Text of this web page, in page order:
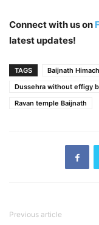
Connect with us on
latest updates!
TAGS Baijnath
Dussehra without effigy
Ravan temple Baijnath
Previous article